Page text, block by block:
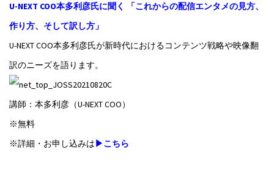
U-NEXT COO本多利彦氏に聞く 「これからの配信エンタメの見方、
作り方、そして訳し方」
U-NEXT COO本多利彦氏が新時代におけるコンテンツ戦略や映像翻
訳のニーズを語ります。
講師：本多利彦（U-NEXT COO）
※無料
※詳細・お申し込みは▶こちら